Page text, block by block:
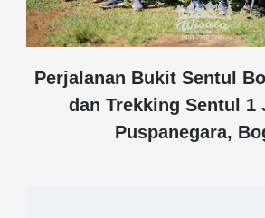
Perjalanan Bukit Sentul
dan Trekking Sentul 1
Puspanegara,